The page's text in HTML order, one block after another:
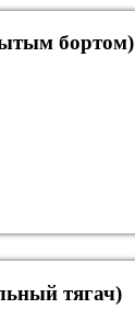
бортом)
тягач)